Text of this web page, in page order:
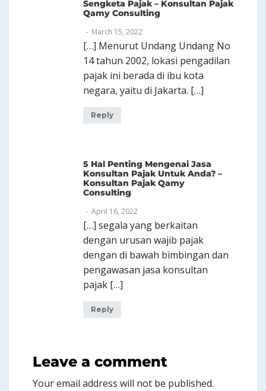
Sengketa Pajak – Konsultan Pajak
Qamy Consulting
March 15, 2022
[…] Menurut Undang Undang No
14 tahun 2002, lokasi pengadilan
pajak ini berada di ibu kota
negara, yaitu di Jakarta. […]
Reply
5 Hal Penting Mengenai Jasa
Konsultan Pajak Untuk Anda? –
Konsultan Pajak Qamy
Consulting
April 16, 2022
[…] segala yang berkaitan
dengan urusan wajib pajak
dengan di bawah bimbingan dan
pengawasan jasa konsultan
pajak […]
Reply
Leave a comment
Your email address will not be published.